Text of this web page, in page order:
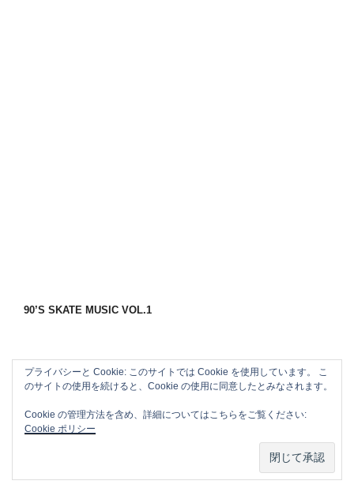
90’S SKATE MUSIC VOL.1
プライバシーと Cookie: このサイトでは Cookie を使用しています。 こ
のサイトの使用を続けると、Cookie の使用に同意したとみなされます。
Cookie の管理方法を含め、詳細についてはこちらをご覧ください:
Cookie ポリシー